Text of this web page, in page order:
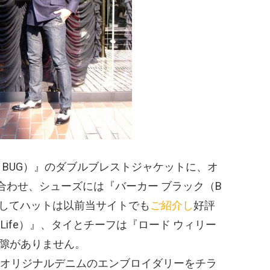
）
』のダブルブレストジャケットに、オ
わせ、シューズには『バーカー ブラック
（B
てハットは以前当サイトでも ご紹介し好評
）
』、タイとチーフは『ロード ウィリー
がありません。
リジナルデニムのエンブロイダリーをチラ